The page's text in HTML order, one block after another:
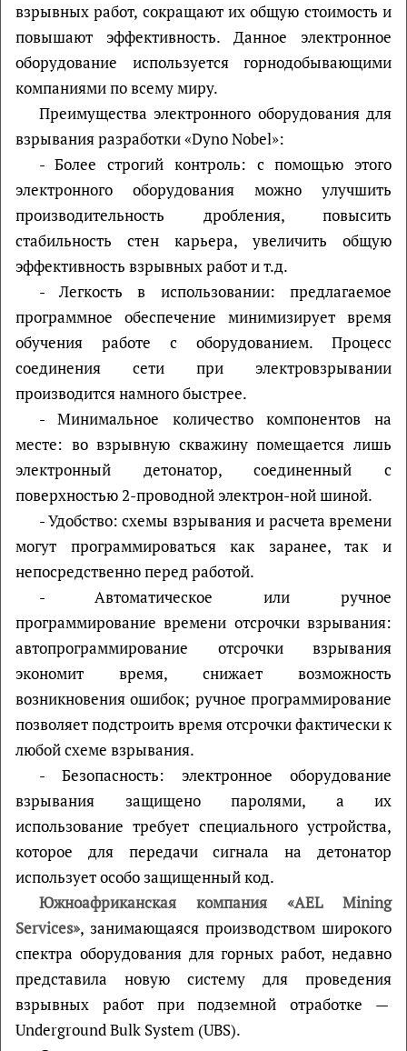
взрывных работ, сокращают их общую стоимость и
повышают эффективность. Данное электронное
оборудование используется горнодобывающими
компаниями по всему миру.
Преимущества электронного оборудования для
взрывания разработки «Dyno Nobel»:
- Более строгий контроль: с помощью этого
электронного оборудования можно улучшить
производительность дробления, повысить
стабильность стен карьера, увеличить общую
эффективность взрывных работ и т.д.
- Легкость в использовании: предлагаемое
программное обеспечение минимизирует время
обучения работе с оборудованием. Процесс
соединения сети при электровзрывании
производится намного быстрее.
- Минимальное количество компонентов на
месте: во взрывную скважину помещается лишь
электронный детонатор, соединенный с
поверхностью 2-проводной электрон-ной шиной.
- Удобство: схемы взрывания и расчета времени
могут программироваться как заранее, так и
непосредственно перед работой.
- Автоматическое или ручное
программирование времени отсрочки взрывания:
автопрограммирование отсрочки взрывания
экономит время, снижает возможность
возникновения ошибок; ручное программирование
позволяет подстроить время отсрочки фактически к
любой схеме взрывания.
- Безопасность: электронное оборудование
взрывания защищено паролями, а их
использование требует специального устройства,
которое для передачи сигнала на детонатор
использует особо защищенный код.
Южноафриканская компания «AEL Mining
Services», занимающаяся производством широкого
спектра оборудования для горных работ, недавно
представила новую систему для проведения
взрывных работ при подземной отработке —
Underground Bulk System (UBS).